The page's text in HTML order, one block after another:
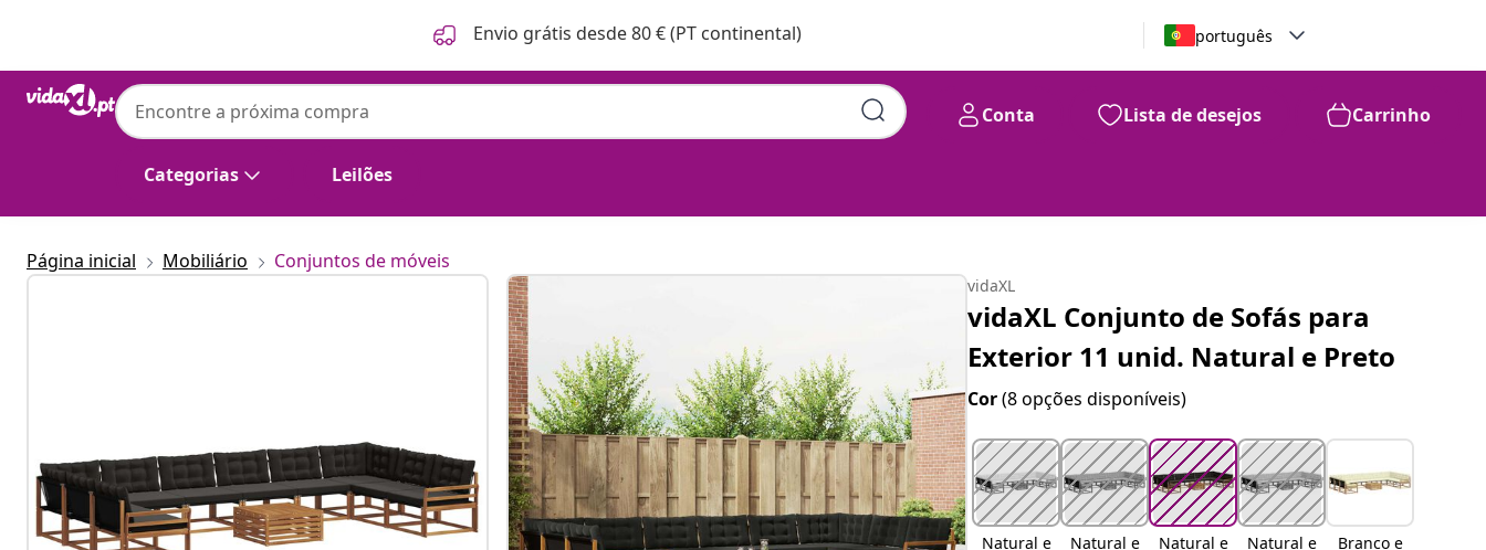
Envio grátis desde 80 € (PT continental) português
Categorias Leilões
Conta Lista de desejos Carrinho
vidaXL 99
Página inicial Mobiliário Conjuntos de móveis
vidaXL
vidaXL Conjunto de Sofás para
Exterior 11 unid. Natural e Preto
Cor(8 opções disponíveis)
Natural e
Natural e
Natural e
Natural e
Branco e